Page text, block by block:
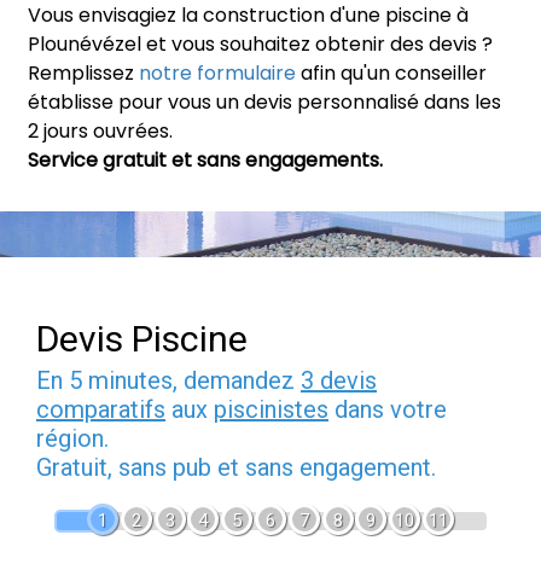
Vous envisagiez la construction d'une piscine à
Plounévézel et vous souhaitez obtenir des devis ?
Remplissez notre formulaireafin qu'un conseiller
établisse pour vous un devis personnalisé dans les
2 jours ouvrées.
Service gratuit et sans engagements.
Devis Piscine
En 5 minutes, demandez 3 devis
comparatifs aux piscinistes dans votre
région.
Gratuit, sans pub et sans engagement.
1 2 3 4 5 6 7 8 9 10 11